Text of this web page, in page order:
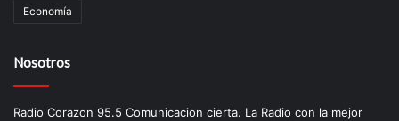
Economía
Nosotros
Radio Corazon 95.5 Comunicacion cierta. La Radio con la mejor